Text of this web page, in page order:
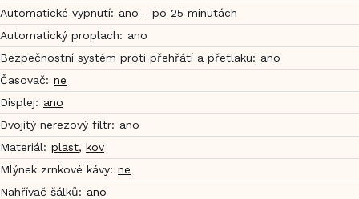
Automatické vypnutí: ano - po 25 minutách
Automatický proplach: ano
Bezpečnostní systém proti přehřátí a přetlaku: ano
Časovač: ne
Displej: ano
Dvojitý nerezový filtr: ano
Materiál: plast, kov
Mlýnek zrnkové kávy: ne
Nahřívač šálků: ano